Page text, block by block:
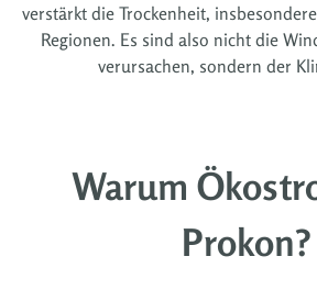
verstärkt die Trockenheit,
Regionen. Es sind also nicht die
verursachen, sondern der
Warum
Prokon?